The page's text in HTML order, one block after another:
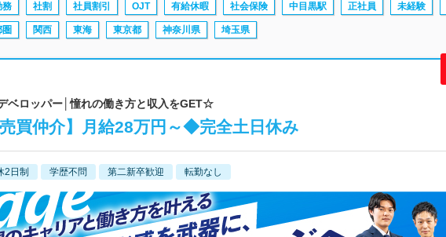
務 社割 社員割引 OJT 有給休暇 社会保険 中目黒駅 正社員 未経験
関西 東海 東京都 神奈川県 埼玉県
ベロッパー│憧れの働き方と収入をGET☆
買仲介】月給28万円～◆完全土日休み
2日制 学歴不問 第二新卒歓迎 転勤なし